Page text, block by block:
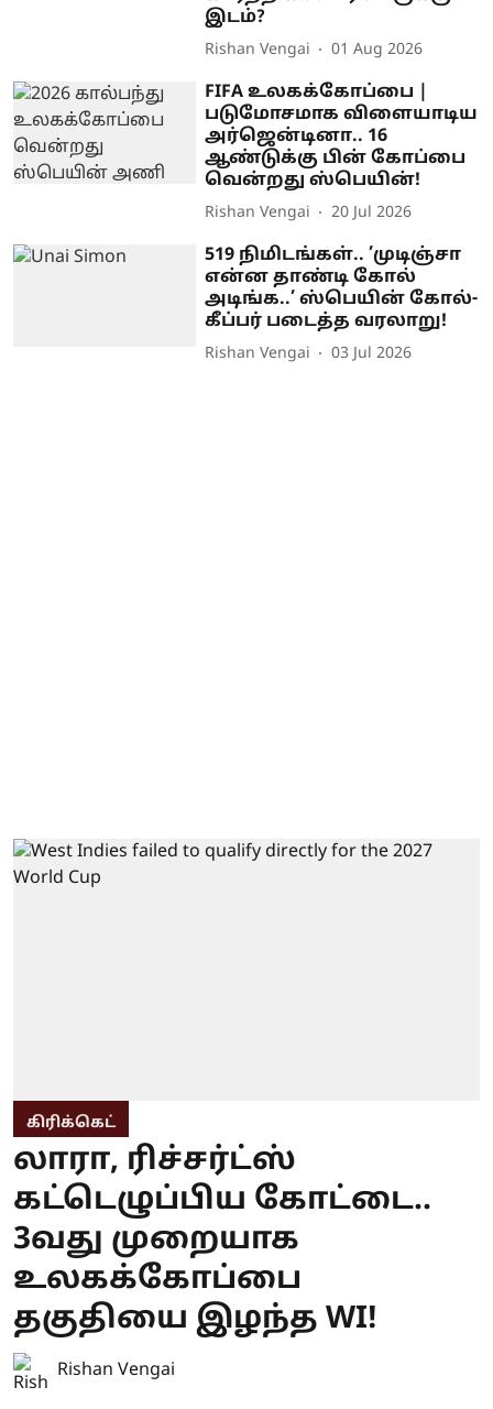
இடம்?
Rishan Vengai 01 Aug 2026
FIFA உலகக்கோப்பை |
படுமோசமாக விளையாடிய
அர்ஜென்டினா.. 16
ஆண்டுக்கு பின் கோப்பை
வென்றது ஸ்பெயின்!
Rishan Vengai 20 Jul 2026
519 நிமிடங்கள்.. ’முடிஞ்சா
என்ன தாண்டி கோல்
அடிங்க..’ ஸ்பெயின் கோல்-
கீப்பர் படைத்த வரலாறு!
Rishan Vengai 03 Jul 2026
கிரிக்கெட்
லாரா, ரிச்சர்ட்ஸ்
கட்டெழுப்பிய கோட்டை..
3வது முறையாக
உலகக்கோப்பை
தகுதியை இழந்த WI!
Rishan Vengai